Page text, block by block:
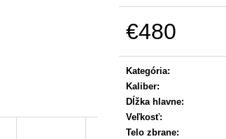
€480
Kategória:
Kaliber:
Dĺžka hlavne:
Veľkosť:
Telo zbrane: